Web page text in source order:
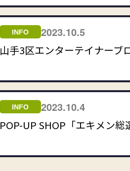
INFO
2023.10.5
山手3区エンターテイナーブ
INFO
2023.10.4
POP-UP SHOP「エキメン